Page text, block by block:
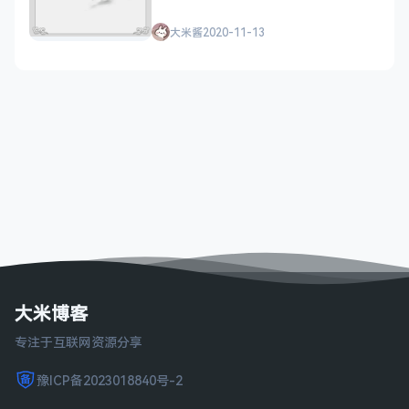
大米酱2020-11-13
大米博客
专注于互联网资源分享
豫ICP备2023018840号-2